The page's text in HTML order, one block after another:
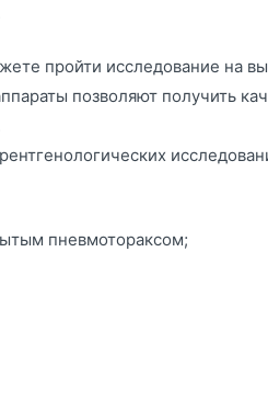
пройти исследование на
позволяют получить
пневмотораксом;